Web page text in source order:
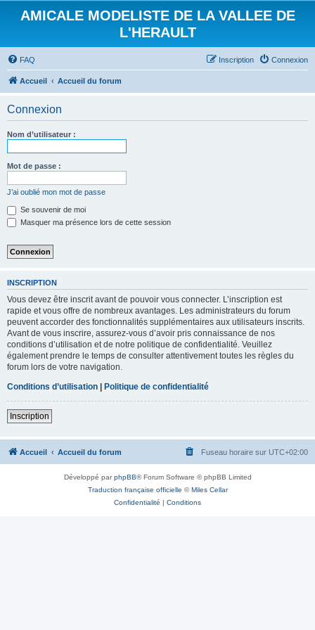
AMICALE MODELISTE DE LA VALLEE DE
L'HERAULT
FAQ Connexion
Inscription
Accueil Accueil du forum
Connexion
Nom d’utilisateur :
Mot de passe :
J’ai oublié mon mot de passe
Se souvenir de moi
Masquer ma présence lors de cette session
INSCRIPTION
Vous devez être inscrit avant de pouvoir vous connecter. L’inscription est
rapide et vous offre de nombreux avantages. Les administrateurs du forum
peuvent accorder des fonctionnalités supplémentaires aux utilisateurs inscrits.
Avant de vous inscrire, assurez-vous d’avoir pris connaissance de nos
conditions d’utilisation et de notre politique de confidentialité. Veuillez
également prendre le temps de consulter attentivement toutes les règles du
forum lors de votre navigation.
Conditions d’utilisation | Politique de confidentialité
Inscription
Accueil Accueil du forum Fuseau horaire sur UTC+02:00
Développé parphpBB® Forum Software © phpBB Limited
Traduction française officielle ©Miles Cellar
Confidentialité | Conditions